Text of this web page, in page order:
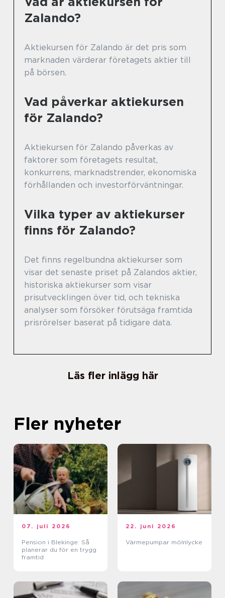
Zalando?
Aktiekursen för Zalando är det pris som
marknaden värderar företagets aktier till
på börsen.
Vad påverkar aktiekursen
för Zalando?
Aktiekursen för Zalando påverkas av
faktorer som företagets resultat,
konkurrens, marknadstrender, ekonomiska
förhållanden och investorförväntningar.
Vilka typer av aktiekurser
finns för Zalando?
Det finns regelbundna aktiekurser som
visar det senaste priset på Zalandos aktier,
historiska aktiekurser som visar
prisutvecklingen över tid, och tekniska
analyser som försöker förutsäga framtida
prisrörelser baserat på tidigare data.
Läs fler inlägg här
Fler nyheter
07. juli 2026
Pension i Blekinge: Så
planerar du för en trygg
framtid
22. juni 2026
Värmepumpar mölnlycke